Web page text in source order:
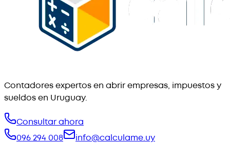
Contadores expertos en abrir empresas, impuestos y
sueldos en Uruguay.
Consultar ahora
096 294 008
info@calculame.uy